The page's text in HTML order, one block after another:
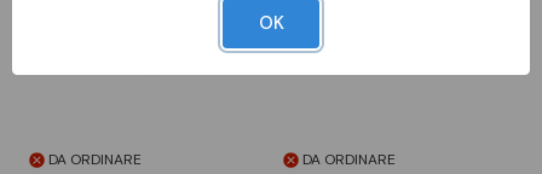
DA ORDINARE
DA ORDINARE
OK